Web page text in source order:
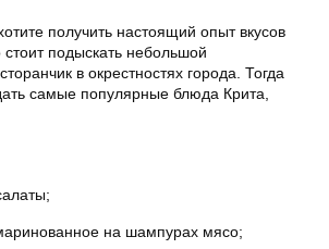
получить настоящий опыт вкусов
стоит подыскать небольшой
в окрестностях города. Тогда
самые популярные блюда Крита,
на шампурах мясо;